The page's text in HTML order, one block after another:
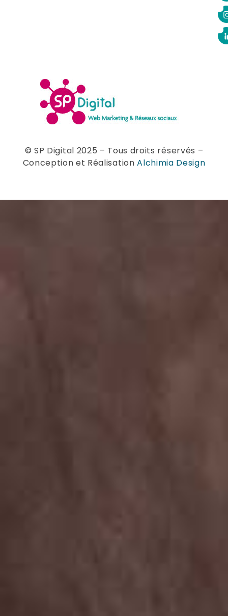
© SP Digital 2025 – Tous droits réservés –
Conception et RéalisationAlchimia Design